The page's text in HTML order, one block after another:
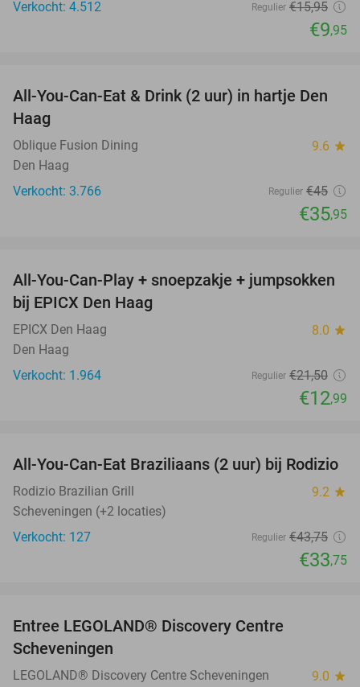
Verkocht: 4.512 Regulier €15,95
€9,95
20%
All-You-Can-Eat & Drink (2 uur) in hartje Den
Haag
Oblique Fusion Dining 9.6 star
Den Haag
Verkocht: 3.766
Regulier €45
€35,95
40%
All-You-Can-Play + snoepzakje + jumpsokken
bij EPICX Den Haag
EPICX Den Haag 8.0 star
Den Haag
Verkocht: 1.964
Regulier €21,50
€12,99
23%
All-You-Can-Eat Braziliaans (2 uur) bij Rodizio
Rodizio Brazilian Grill 9.2 star
Scheveningen (+2 locaties)
Verkocht: 127
Regulier €43,75
€33,75
Entree LEGOLAND® Discovery Centre
Scheveningen
LEGOLAND® Discovery Centre Scheveningen 9.0 star